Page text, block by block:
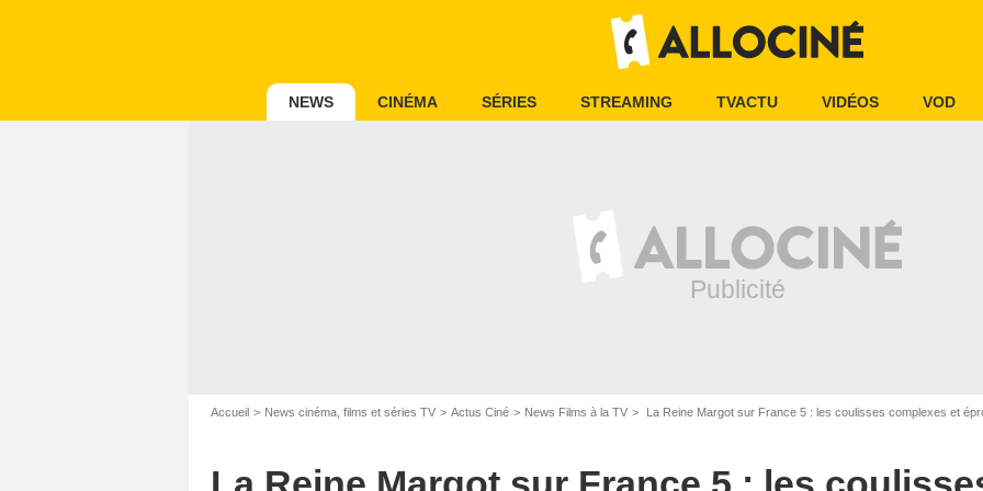
NEWS CINÉMA SÉRIES STREAMING TVACTU VIDÉOS VOD
Accueil News cinéma, films et séries TV Actus Ciné News Films à la TV La Reine Margot sur France 5 : les coulisses complexes et